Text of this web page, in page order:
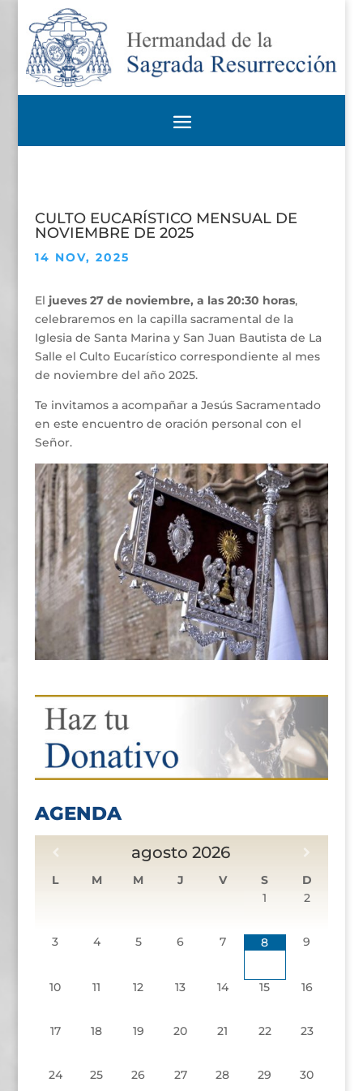
CULTO EUCARÍSTICO MENSUAL DE
NOVIEMBRE DE 2025
14 NOV, 2025
El jueves 27 de noviembre, a las 20:30 horas,
celebraremos en la capilla sacramental de la
Iglesia de Santa Marina y San Juan Bautista de La
Salle el Culto Eucarístico correspondiente al mes
de noviembre del año 2025.
Te invitamos a acompañar a Jesús Sacramentado
en este encuentro de oración personal con el
Señor.
AGENDA
agosto 2026
L M M J V S
D
1
2
3 4 5 6 7 8 9
10 11 12 13 14 15 16
17 18 19 20 21 22 23
24 25 26 27 28 29 30